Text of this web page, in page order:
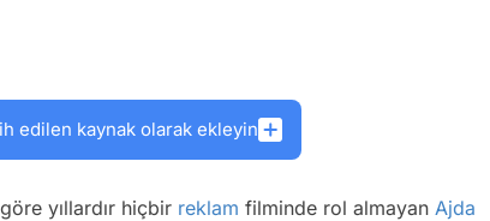
edilen kaynak olarak ekleyin
yıllardır hiçbir reklam filminde rol almayan Ajda